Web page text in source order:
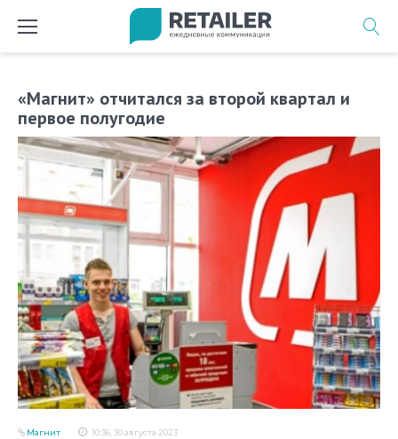
«Магнит» отчитался за второй квартал и
первое полугодие
10:36, 30 августа 2023
Магнит